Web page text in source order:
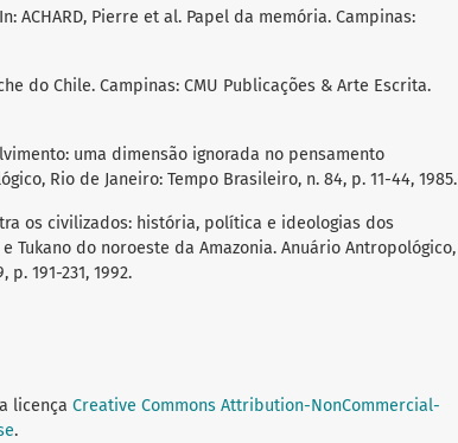
ACHARD, Pierre et al. Papel da memória. Campinas:
do Chile. Campinas: CMU Publicações & Arte Escrita.
uma dimensão ignorada no pensamento
Rio de Janeiro: Tempo Brasileiro, n. 84, p. 11-44, 1985.
os civilizados: história, política e ideologias dos
Tukano do noroeste da Amazonia. Anuário Antropológico,
191-231, 1992.
licença Creative Commons Attribution-NonCommercial-
.